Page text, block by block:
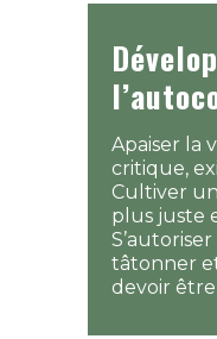
Apaiser la
critique,
Cultiver
plus juste
tâtonner
devoir être